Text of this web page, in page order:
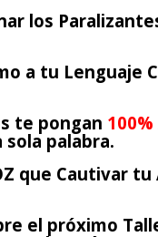
los
a tu Lenguaje
te pongan 100%
palabra.
que Cautivar
el próximo